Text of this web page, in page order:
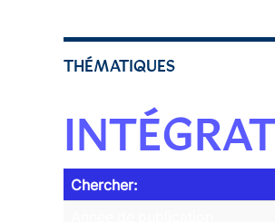
THÉMATIQUES
Chercher: